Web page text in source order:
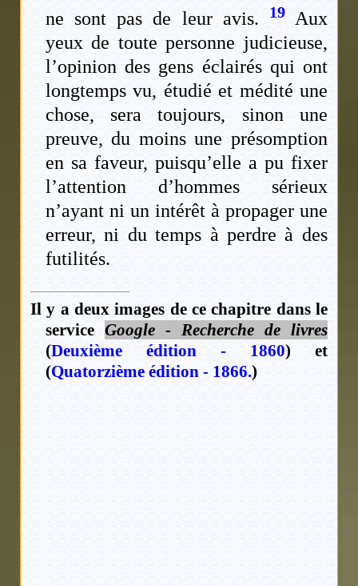
ne sont pas de leur avis.
19Aux
yeux de toute personne judicieuse,
l’opinion des gens éclairés qui ont
longtemps vu, étudié et médité une
chose, sera toujours, sinon une
preuve, du moins une présomption
en sa faveur, puisqu’elle a pu fixer
l’attention d’hommes sérieux
n’ayant ni un intérêt à propager une
erreur, ni du temps à perdre à des
futilités.
Il y a deux images de ce chapitre dans le
service Google - Recherche de livres
(Deuxième édition - 1860) et
(Quatorzième édition - 1866.)